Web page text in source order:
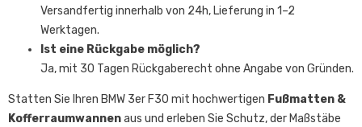
Versandfertig innerhalb von 24h, Lieferung in 1–2
Werktagen.
Ist eine Rückgabe möglich?
Ja, mit 30 Tagen Rückgaberecht ohne Angabe von Gründen.
Statten Sie Ihren BMW 3er F30 mit hochwertigen Fußmatten &
Kofferraumwannenaus und erleben Sie Schutz, der Maßstäbe